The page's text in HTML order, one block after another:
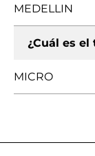
MEDELLIN
¿Cuál es el
MICRO